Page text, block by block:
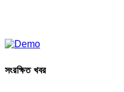
সংরক্ষিত খবর